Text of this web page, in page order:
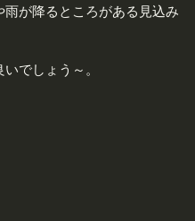
が降るところがある見込み
でしょう～。